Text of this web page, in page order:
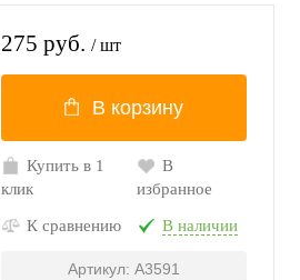
275 руб. / шт
В корзину
Купить в 1
клик
В
избранное
К сравнению В наличии
Артикул: A3591